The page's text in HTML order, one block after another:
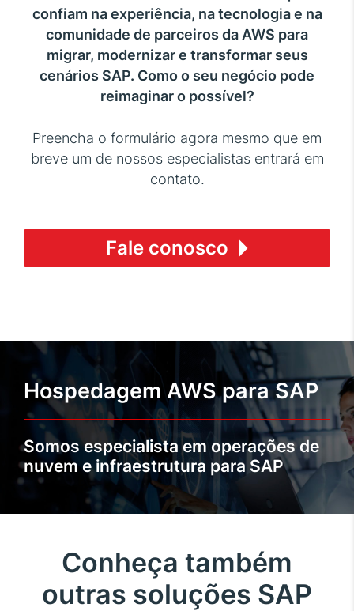
confiam na experiência, na tecnologia e na
comunidade de parceiros da AWS para
migrar, modernizar e transformar seus
cenários SAP. Como o seu negócio pode
reimaginar o possível?
Preencha o formulário agora mesmo que em
breve um de nossos especialistas entrará em
contato.
Fale conosco
Hospedagem AWS para SAP
Somos especialista em operações de
nuvem e infraestrutura para SAP
Conheça também
outras soluções SAP